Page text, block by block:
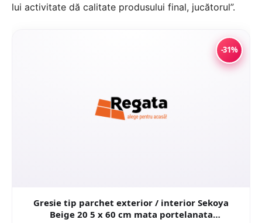
lui activitate dă calitate produsului final, jucătorul”.
-31%
Gresie tip parchet exterior / interior Sekoya
Beige 20 5 x 60 cm mata portelanata